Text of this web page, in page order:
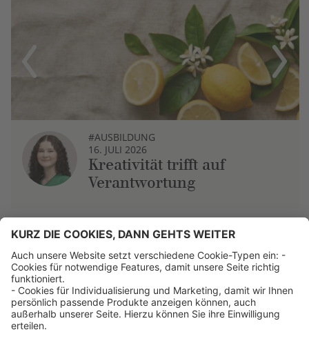
Previous
#AUSBILDUNG
16. JULI 2026
Kreativität trifft auf
Verantwortung
Next